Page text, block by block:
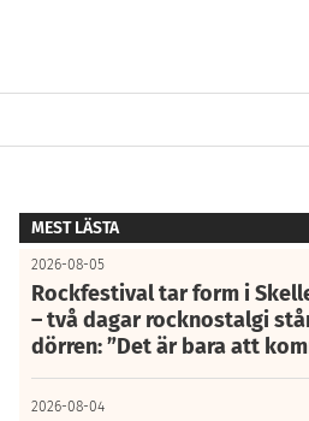
MEST LÄSTA
2026-08-05
Rockfestival tar form i
– två dagar rocknostalgi
dörren: ”Det är bara att
2026-08-04